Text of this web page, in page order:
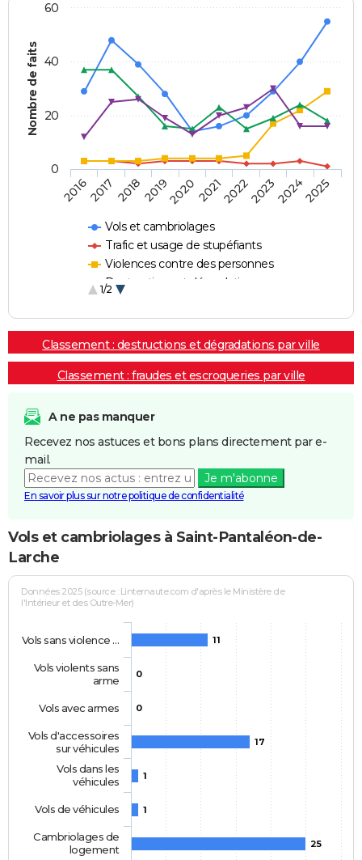
Nombre de faits
Vols et cambriolages
Trafic et usage de stupéfiants
Violences contre des personnes
Destructions et dégradations
1/2
20162017 20182019202020212022202320242025
0
20
40
60
Classement : destructions et dégradations par ville
Classement : fraudes et escroqueries par ville
A ne pas manquer
Recevez nos astuces et bons plans directement par e-
mail.
Je m'abonne
En savoir plus sur notre politique de confidentialité
Vols et cambriolages à Saint-Pantaléon-de-
Larche
Données 2025 (source : Linternaute.com d'après le Ministère de
l'Intérieur et des Outre-Mer)
11
0
0
17
1
1
25
Vols sans violence …
Vols violents sans
arme
Vols avec armes
Vols d'accessoires
sur véhicules
Vols dans les
véhicules
Vols de véhicules
Cambriolages de
logement